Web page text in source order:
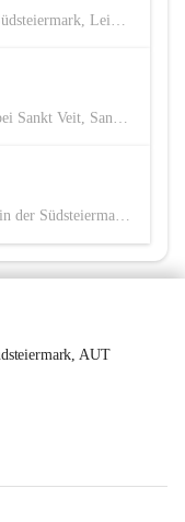
Pichla bei Mureck, Sankt Veit in der Südsteiermark, Leibnitz, Steiermark, AUT
Pichla bei Sankt Veit 9, 8481, Pichla bei Sankt Veit, Sankt Veit in der Südsteiermark, Leibnitz, Steiermark, AUT
Pichla bei Mureck 9, 8481 Sankt Veit in der Südsteiermark, AUT
AUT